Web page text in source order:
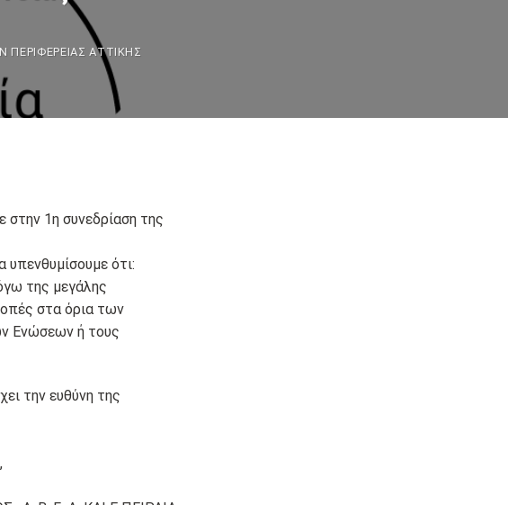
ΑΤΤΙΚΉΣ
1η συνεδρίαση της
υπενθυμίσουμε ότι:
της μεγάλης
στα όρια των
Ενώσεων ή τους
την ευθύνη της